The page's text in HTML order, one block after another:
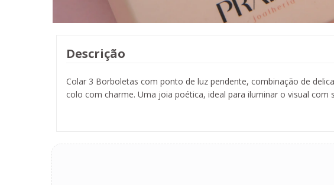
Descrição
Colar 3 Borboletas com ponto de luz pendente, combinação de
colo com charme. Uma joia poética, ideal para iluminar o visual com